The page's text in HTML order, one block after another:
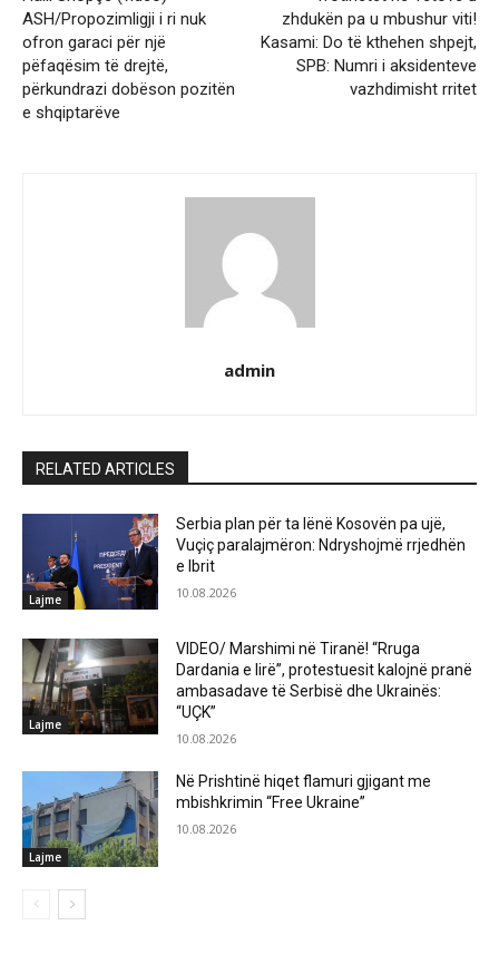
ASH/Propozimligji i ri nuk
ofron garaci për një
pëfaqësim të drejtë,
përkundrazi dobëson pozitën
e shqiptarëve
zhdukën pa u mbushur viti!
Kasami: Do të kthehen shpejt,
SPB: Numri i aksidenteve
vazhdimisht rritet
admin
RELATED ARTICLES
Lajme
Serbia plan për ta lënë Kosovën pa ujë,
Vuçiç paralajmëron: Ndryshojmë rrjedhën
e Ibrit
10.08.2026
Lajme
VIDEO/ Marshimi në Tiranë! “Rruga
Dardania e lirë”, protestuesit kalojnë pranë
ambasadave të Serbisë dhe Ukrainës:
“UÇK”
10.08.2026
Lajme
Në Prishtinë hiqet flamuri gjigant me
mbishkrimin “Free Ukraine”
10.08.2026